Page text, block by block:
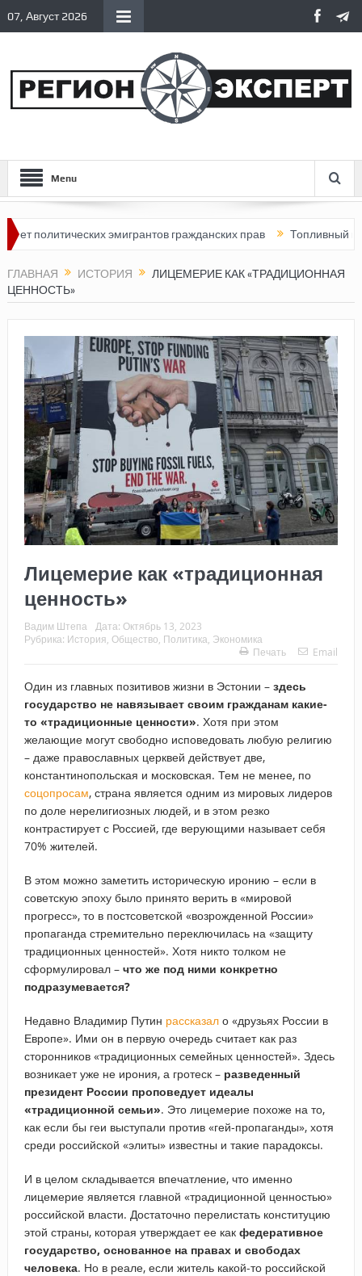
07, Август 2026
Menu
эмигрантов гражданских прав Топливный кризис в
ГЛАВНАЯ ИСТОРИЯ
ЛИЦЕМЕРИЕ КАК «ТРАДИЦИОННАЯ
ЦЕННОСТЬ»
Лицемерие как «традиционная
ценность»
Вадим Штепа Дата: Октябрь 13, 2023
Рубрика: История Общество Политика Экономика
Печать
Email
Один из главных позитивов жизни в Эстонии – здесь
государство не навязывает своим гражданам какие-
то «традиционные ценности». Хотя при этом
желающие могут свободно исповедовать любую религию
– даже православных церквей действует две,
константинопольская и московская. Тем не менее, по
соцопросам, страна является одним из мировых лидеров
по доле нерелигиозных людей, и в этом резко
контрастирует с Россией, где верующими называет себя
70% жителей.
В этом можно заметить историческую иронию – если в
советскую эпоху было принято верить в «мировой
прогресс», то в постсоветской «возрожденной России»
пропаганда стремительно переключилась на «защиту
традиционных ценностей». Хотя никто толком не
сформулировал – что же под ними конкретно
подразумевается?
Недавно Владимир Путин рассказало «друзьях России в
Европе». Ими он в первую очередь считает как раз
сторонников «традиционных семейных ценностей». Здесь
возникает уже не ирония, а гротеск – разведенный
президент России проповедует идеалы
«традиционной семьи». Это лицемерие похоже на то,
как если бы геи выступали против «гей-пропаганды», хотя
среди российской «элиты» известны и такие парадоксы.
И в целом складывается впечатление, что именно
лицемерие является главной «традиционной ценностью»
российской власти. Достаточно перелистать конституцию
этой страны, которая утверждает ее как федеративное
государство, основанное на правах и свободах
человека. Но в реале, если житель какой-то российской